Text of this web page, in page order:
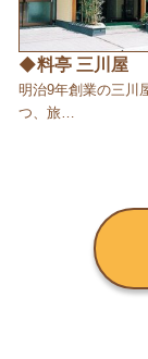
◆料亭 三川屋
明治9年創業の三川
つ、旅…